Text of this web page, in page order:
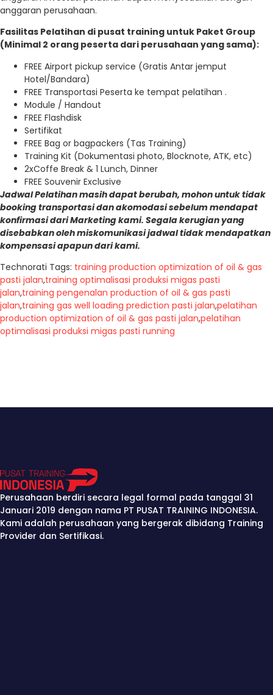
anggaran perusahaan.
Fasilitas Pelatihan di pusat training untuk Paket Group
(Minimal 2 orang peserta dari perusahaan yang sama):
FREE Airport pickup service (Gratis Antar jemput
Hotel/Bandara)
FREE Transportasi Peserta ke tempat pelatihan .
Module / Handout
FREE Flashdisk
Sertifikat
FREE Bag or bagpackers (Tas Training)
Training Kit (Dokumentasi photo, Blocknote, ATK, etc)
2xCoffe Break & 1 Lunch, Dinner
FREE Souvenir Exclusive
Jadwal Pelatihan masih dapat berubah, mohon untuk tidak
booking transportasi dan akomodasi sebelum mendapat
konfirmasi dari Marketing kami. Segala kerugian yang
disebabkan oleh miskomunikasi jadwal tidak mendapatkan
kompensasi apapun dari kami.
Technorati Tags: training production optimization of oil & gas
pasti jalan,training optimalisasi produksi migas pasti
jalan,training pengenalan production of oil & gas pasti
jalan,training gas well loading prediction pasti jalan,pelatihan
production optimization of oil & gas pasti jalan,pelatihan
optimalisasi produksi migas pasti running
Perusahaan berdiri secara legal formal pada tanggal 31
Januari 2019 dengan nama PT PUSAT TRAINING INDONESIA.
Kami adalah perusahaan yang bergerak dibidang Training
Provider dan Sertifikasi.